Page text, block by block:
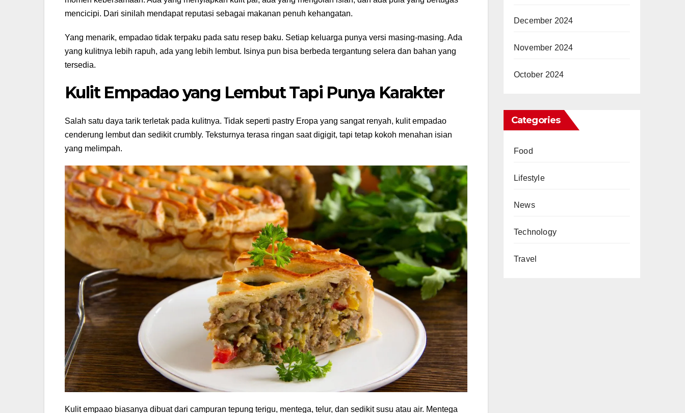
mencicipi. Dari sinilah mendapat reputasi sebagai makanan penuh kehangatan.
Yang menarik, empadao tidak terpaku pada satu resep baku. Setiap keluarga punya versi masing-masing. Ada
yang kulitnya lebih rapuh, ada yang lebih lembut. Isinya pun bisa berbeda tergantung selera dan bahan yang
tersedia.
Kulit Empadao yang Lembut Tapi Punya Karakter
Salah satu daya tarik terletak pada kulitnya. Tidak seperti pastry Eropa yang sangat renyah, kulit empadao
cenderung lembut dan sedikit crumbly. Teksturnya terasa ringan saat digigit, tapi tetap kokoh menahan isian
yang melimpah.
Kulit empaao biasanya dibuat dari campuran tepung terigu, mentega, telur, dan sedikit susu atau air. Mentega
December 2024
November 2024
October 2024
Categories
Food
Lifestyle
News
Technology
Travel